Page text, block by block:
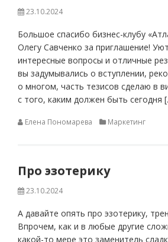
23.10.2024
Большое спасибо бизнес-клубу
Олегу Савченко за приглашение!
интересные вопросы и отличные
вы задумывались о вступлении,
о многом, часть тезисов сделаю в
с того, каким должен быть сегодня
Елена Пономарева Маркетинг
Про эзотерику
23.10.2024
А давайте опять про эзотерику,
Впрочем, как и в любые другие
какой-то мере это заменитель